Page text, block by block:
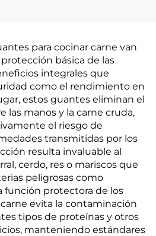
para cocinar carne van
básica de las
integrales que
como el rendimiento en
estos guantes eliminan el
las manos y la carne cruda,
el riesgo de
transmitidas por los
resulta invaluable al
cerdo, res o mariscos que
peligrosas como
función protectora de los
evita la contaminación
tipos de proteínas y otros
manteniendo estándares